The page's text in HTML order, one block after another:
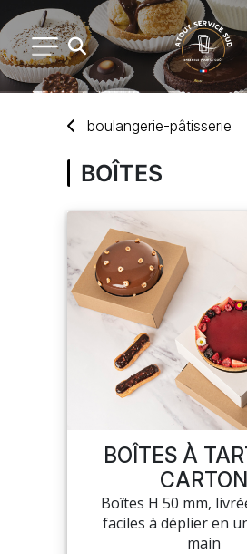
ARTS DE LA TABLE
USAGE UNIQUE
DISTRIBUTION DE REPAS
NOUVEAUTÉS
MON COMPTE
boulangerie-pâtisserie
BOÎTES
BOÎTES À
CARTON
Boîtes H 50 mm,
faciles à déplier en
main